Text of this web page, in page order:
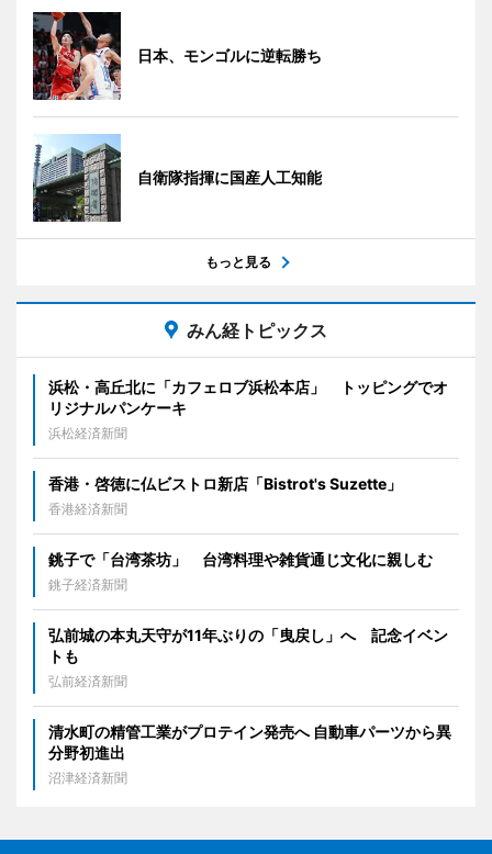
日本、モンゴルに逆転勝ち
自衛隊指揮に国産人工知能
もっと見る
みん経トピックス
浜松・高丘北に「カフェロブ浜松本店」 トッピングでオ
リジナルパンケーキ
浜松経済新聞
香港・啓徳に仏ビストロ新店「Bistrot's Suzette」
香港経済新聞
銚子で「台湾茶坊」 台湾料理や雑貨通じ文化に親しむ
銚子経済新聞
弘前城の本丸天守が11年ぶりの「曳戻し」へ 記念イベン
トも
弘前経済新聞
清水町の精管工業がプロテイン発売へ 自動車パーツから異
分野初進出
沼津経済新聞